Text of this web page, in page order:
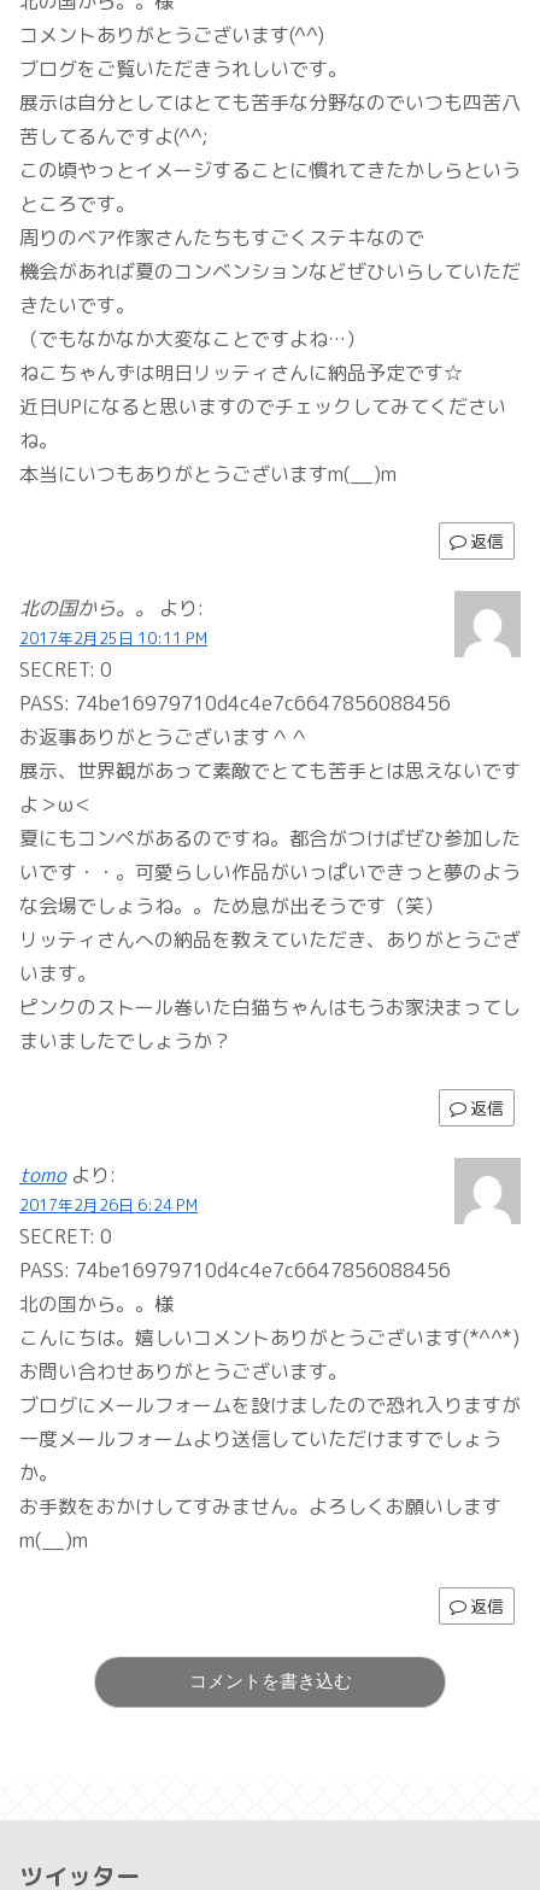
コメントありがとうございます(^^)
ブログをご覧いただきうれしいです。
展示は自分としてはとても苦手な分野なのでいつも四苦八
苦してるんですよ(^^;
この頃やっとイメージすることに慣れてきたかしらという
ところです。
周りのベア作家さんたちもすごくステキなので
機会があれば夏のコンベンションなどぜひいらしていただ
きたいです。
（でもなかなか大変なことですよね…）
ねこちゃんずは明日リッティさんに納品予定です☆
近日UPになると思いますのでチェックしてみてください
ね。
本当にいつもありがとうございますm(__)m
返信
北の国から。。 より:
2017年2月25日 10:11 PM
SECRET: 0
PASS: 74be16979710d4c4e7c6647856088456
お返事ありがとうございます＾＾
展示、世界観があって素敵でとても苦手とは思えないです
よ＞ω＜
夏にもコンペがあるのですね。都合がつけばぜひ参加した
いです・・。可愛らしい作品がいっぱいできっと夢のよう
な会場でしょうね。。ため息が出そうです（笑）
リッティさんへの納品を教えていただき、ありがとうござ
います。
ピンクのストール巻いた白猫ちゃんはもうお家決まってし
まいましたでしょうか？
返信
tomo より:
2017年2月26日 6:24 PM
SECRET: 0
PASS: 74be16979710d4c4e7c6647856088456
北の国から。。様
こんにちは。嬉しいコメントありがとうございます(*^^*)
お問い合わせありがとうございます。
ブログにメールフォームを設けましたので恐れ入りますが
一度メールフォームより送信していただけますでしょう
か。
お手数をおかけしてすみません。よろしくお願いします
m(__)m
返信
コメントを書き込む
ツイッター